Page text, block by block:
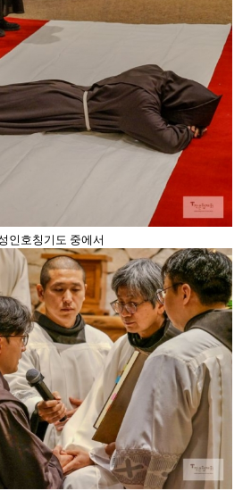
인호칭기도 중에서